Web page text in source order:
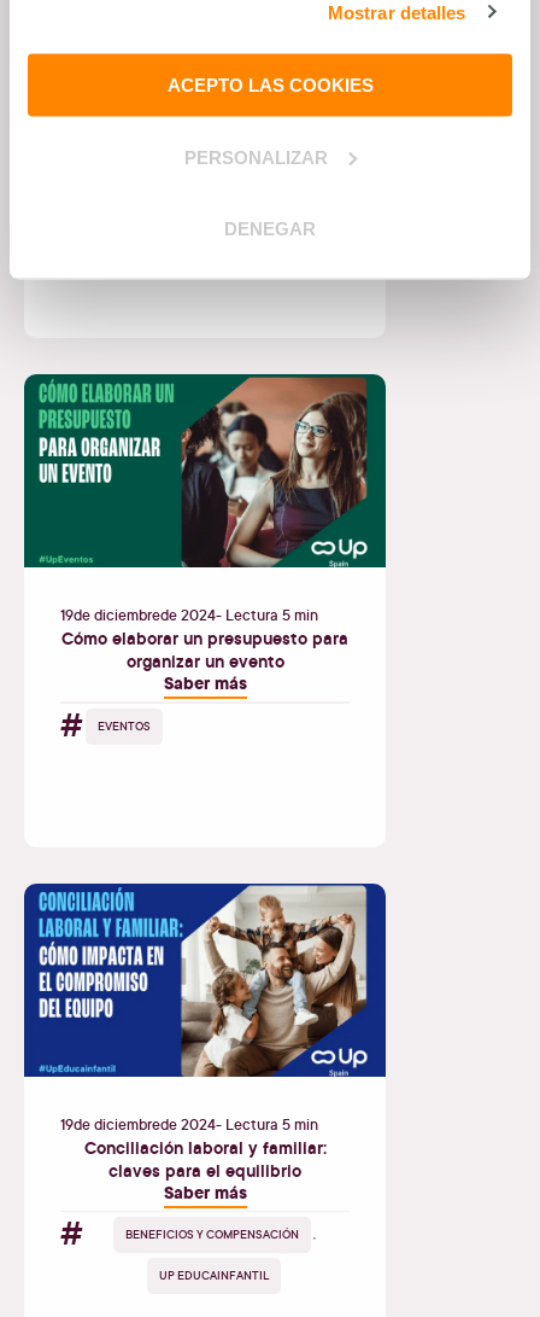
Mostrar detalles
ACEPTO LAS COOKIES
PERSONALIZAR
DENEGAR
organizar un congreso médico?
19dediciembrede2024- Lectura 5 min
Cómo elaborar un presupuesto para
organizar un evento
Saber más
# EVENTOS
19dediciembrede2024- Lectura 5 min
Conciliación laboral y familiar:
claves para el equilibrio
Saber más
# BENEFICIOS Y COMPENSACIÓN ,
UP EDUCAINFANTIL